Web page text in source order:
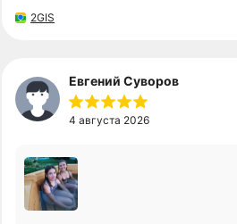
вообще никаких вопросов нет.
2GIS
Евгений Суворов
4 августа 2026